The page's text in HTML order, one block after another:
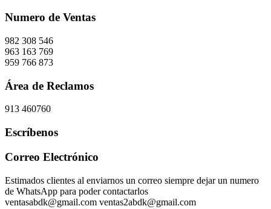
Numero de Ventas
982 308 546
963 163 769
959 766 873
Área de Reclamos
913 460760
Escríbenos
Correo Electrónico
Estimados clientes al enviarnos un correo siempre dejar un numero
de WhatsApp para poder contactarlos
ventasabdk@gmail.com ventas2abdk@gmail.com